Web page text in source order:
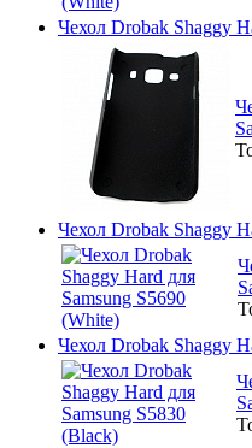
Чехол Drobak Shaggy
Чехол Drobak Shaggy
Чехол Drobak Shaggy